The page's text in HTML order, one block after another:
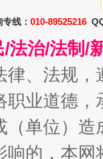
线： 010-89525216
法治/法制/
律、法规
职业道德
（单位）
响的，本